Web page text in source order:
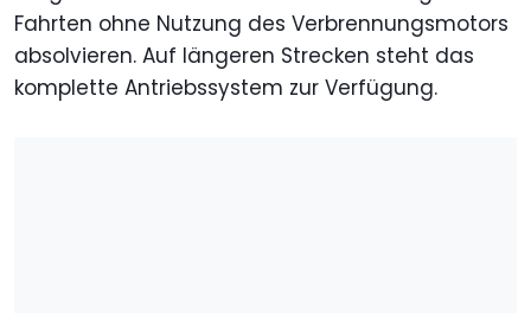
Fahrten ohne Nutzung des Verbrennungsmotors
absolvieren. Auf längeren Strecken steht das
komplette Antriebssystem zur Verfügung.